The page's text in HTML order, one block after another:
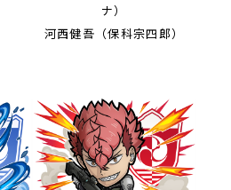
ナ）
河西健吾（保科宗四郎）